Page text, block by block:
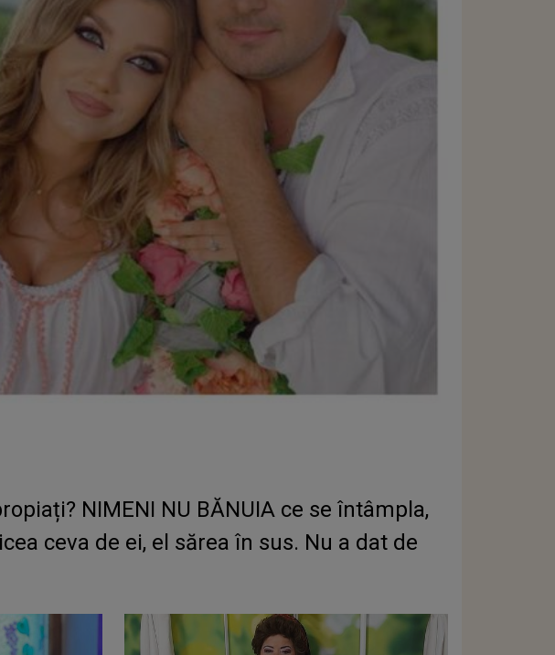
NIMENI NU BĂNUIA ce se întâmpla,
ceva de ei, el sărea în sus. Nu a dat de